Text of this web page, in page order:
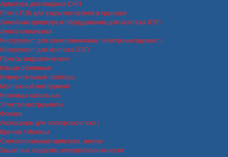
Арматура для подвеса СИП
Плита ПЗК для закрытия кабеля в траншее
Линейная арматура и оборудование для монтажа ЛЭП
Лента сигнальная
Инструмент для электромонтажа / электроинструмент
Инструмент для монтажа ЛЭП
Прессы гидравлические
Клещи обжимные
Измерительные приборы
Монтажный инструмент
Ножницы кабельные
Электроинструменты
Фонари
Аксессуары для электромонтажа
Крепеж / Метизы
Светосигнальная арматура, кнопки
Защитные средства электробезопасности